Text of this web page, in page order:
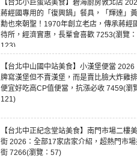
【台北小巨蛋站美食】碧海廚房敦北店
蔣經國專用的「復興鍋」餐具，「輝達」
勳也來朝聖！1970年創立老店，傳承蔣經
待所，經濟實惠，長輩會喜歡 7253(瀏覽：
123)
【台北中山國中站美食】小漢堡便當 2026
牌寫漢堡但不賣漢堡，而是賣比臉大炸雞排
便宜好吃高CP值便當，抗漲必收 7459(瀏
121)
【台北中正紀念堂站美食】南門市場二樓
街 2026：全部17家店家介紹，超熱門市場
街 7266(瀏覽：57)